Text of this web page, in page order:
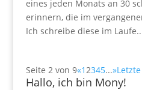
eines jeden Monats an 30
erinnern, die im
Ich schreibe diese im
Seite 2 von 9«12345...»Letzte
Hallo, ich bin Mony!